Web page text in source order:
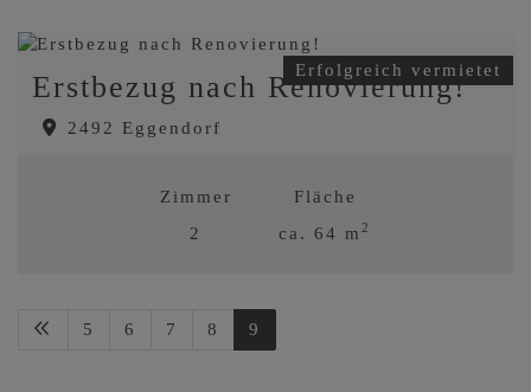
Erfolgreich vermietet
Erstbezug nach Renovierung!
2492 Eggendorf
Zimmer
2
Fläche
ca. 64 m2
5 6 7 8 9